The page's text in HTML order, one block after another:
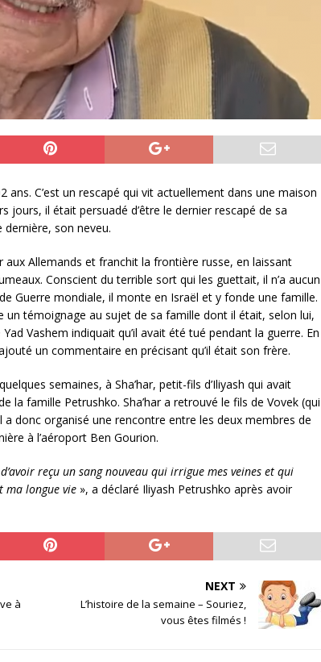
ans. C’est un rescapé qui vit actuellement dans une maison
jours, il était persuadé d’être le dernier rescapé de sa
dernière, son neveu.
aux Allemands et franchit la frontière russe, en laissant
Conscient du terrible sort qui les guettait, il n’a aucun
Guerre mondiale, il monte en Israël et y fonde une famille.
un témoignage au sujet de sa famille dont il était, selon lui,
Vashem indiquait qu’il avait été tué pendant la guerre. En
un commentaire en précisant qu’il était son frère.
semaines, à Sha’har, petit-fils d’Iliyash qui avait
la famille Petrushko. Sha’har a retrouvé le fils de Vovek (qui
a donc organisé une rencontre entre les deux membres de
à l’aéroport Ben Gourion.
reçu un sang nouveau qui irrigue mes veines et qui
ma longue vie », a déclaré Iliyash Petrushko après avoir
à
NEXT
L’histoire de la semaine – Souriez,
vous êtes filmés !